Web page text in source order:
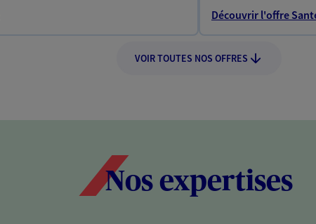
Découvrir l'offre
VOIR TOUTES NOS OFFRES
Nos expertises